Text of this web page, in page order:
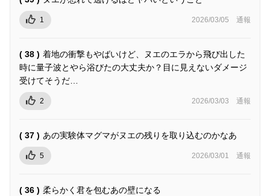
1 2026/03/05 通報
( 38 ) 着地の衝撃もやばいけど、ヌエのエラから飛び出した
時に量子波とやら浴びたの大丈夫か？目に見えないダメージ
受けてそうだ…
2 2026/03/03 通報
( 37 ) あの実験体マグマがヌエの残りを取り込むのかなあ
5 2026/03/01 通報
( 36 ) 柔らかく君を包むあの壁になる